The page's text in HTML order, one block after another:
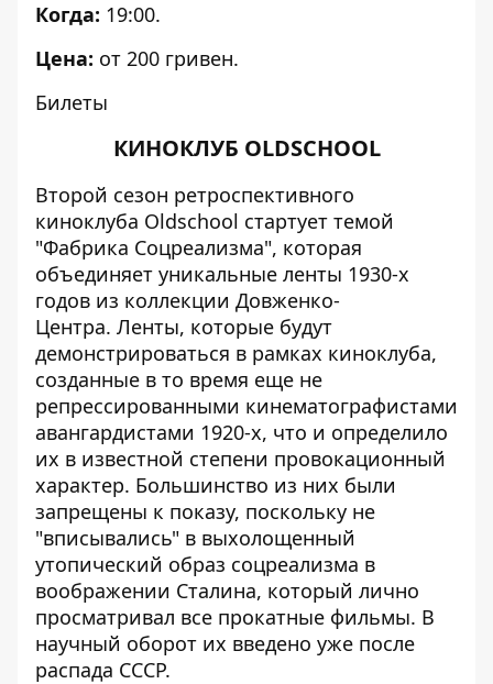
Когда: 19:00.
Цена: от 200 гривен.
Билеты
КИНОКЛУБ OLDSCHOOL
Второй сезон ретроспективного
киноклуба Oldschool стартует темой
"Фабрика Соцреализма", которая
объединяет уникальные ленты 1930-х
годов из коллекции Довженко-
Центра. Ленты, которые будут
демонстрироваться в рамках киноклуба,
созданные в то время еще не
репрессированными кинематографистами
авангардистами 1920-х, что и определило
их в известной степени провокационный
характер. Большинство из них были
запрещены к показу, поскольку не
"вписывались" в выхолощенный
утопический образ соцреализма в
воображении Сталина, который лично
просматривал все прокатные фильмы. В
научный оборот их введено уже после
распада СССР.